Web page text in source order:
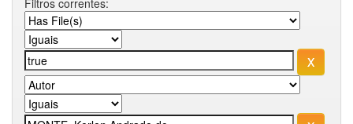
Filtros correntes: